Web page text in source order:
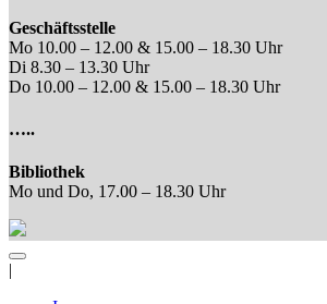
Geschäftsstelle
Mo 10.00 – 12.00 & 15.00 – 18.30 Uhr
Di 8.30 – 13.30 Uhr
Do 10.00 – 12.00 & 15.00 – 18.30 Uhr
…..
Bibliothek
Mo und Do, 17.00 – 18.30 Uhr